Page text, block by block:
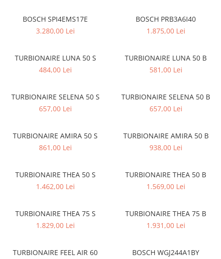
Hote
Cu montare pe perete
Hote cu montare pe colt
Hote rustice
Incorporate
Integrate in tavan
Complet incorporabile
Partial incorporabile
Ceramica
Domino( seturi modulare)
Gaz
Plite cu hota integrata
Masini de spalat rufe slim
(adancime 40-47 cm)
Vitrine frigorifice si minibaruri
BOSCH SPI4EMS17E
3.280,00 Lei
BOSCH PRB3A6I40
1.875,00 Lei
TURBIONAIRE LUNA 50 S
484,00 Lei
TURBIONAIRE LUNA 50 B
581,00 Lei
TURBIONAIRE SELENA 50 S
657,00 Lei
TURBIONAIRE SELENA 50 B
657,00 Lei
TURBIONAIRE AMIRA 50 S
861,00 Lei
TURBIONAIRE AMIRA 50 B
938,00 Lei
TURBIONAIRE THEA 50 S
1.462,00 Lei
TURBIONAIRE THEA 50 B
1.569,00 Lei
TURBIONAIRE THEA 75 S
1.829,00 Lei
TURBIONAIRE THEA 75 B
1.931,00 Lei
TURBIONAIRE FEEL AIR 60
BOSCH WGJ244A1BY